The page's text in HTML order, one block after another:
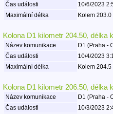
Čas události
10/6/2023
Maximální délka
Kolem
Kolona D1 kilometr 204.50, délka
Název komunikace
D1 (Praha -
Čas události
10/4/2023
Maximální délka
Kolem
Kolona D1 kilometr 206.50, délka
Název komunikace
D1 (Praha -
Čas události
10/3/2023